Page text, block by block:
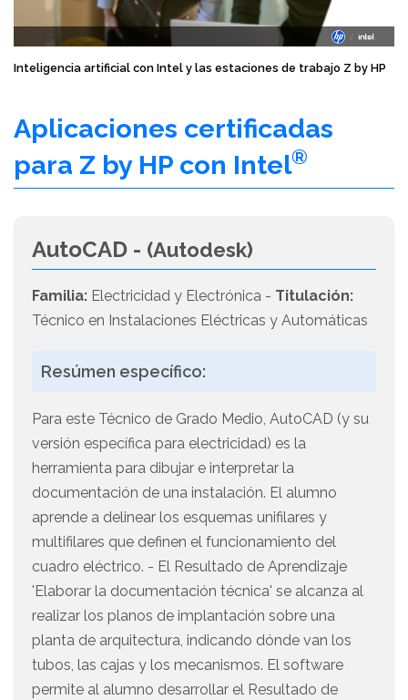
Inteligencia artificial con Intel y las estaciones de trabajo Z by HP
Aplicaciones certificadas
para Z by HP con Intel®
AutoCAD - (Autodesk)
Familia: Electricidad y Electrónica - Titulación:
Técnico en Instalaciones Eléctricas y Automáticas
Resúmen específico:
Para este Técnico de Grado Medio, AutoCAD (y su
versión específica para electricidad) es la
herramienta para dibujar e interpretar la
documentación de una instalación. El alumno
aprende a delinear los esquemas unifilares y
multifilares que definen el funcionamiento del
cuadro eléctrico. - El Resultado de Aprendizaje
'Elaborar la documentación técnica' se alcanza al
realizar los planos de implantación sobre una
planta de arquitectura, indicando dónde van los
tubos, las cajas y los mecanismos. El software
permite al alumno desarrollar el Resultado de